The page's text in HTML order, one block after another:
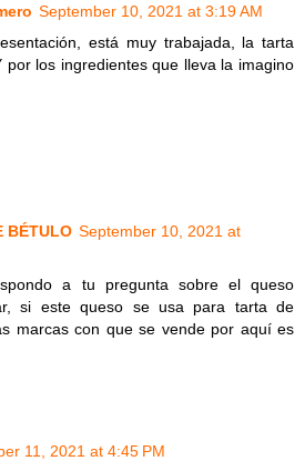
September 10, 2021 at 3:19 AM
está muy trabajada, la tarta
por los ingredientes que lleva la imagino
BÉTULO September 10, 2021 at
a tu pregunta sobre el queso
si este queso se usa para tarta de
marcas con que se vende por aquí es
11, 2021 at 4:45 PM